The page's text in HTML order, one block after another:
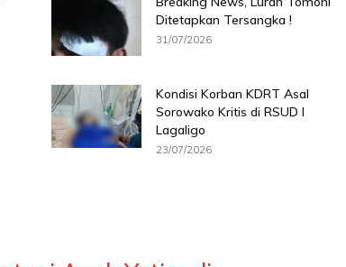
Ditetapkan Tersangka !
31/07/2026
Kondisi Korban KDRT Asal
Sorowako Kritis di RSUD I
Lagaligo
23/07/2026